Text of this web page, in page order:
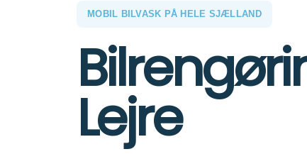
MOBIL BILVASK PÅ HELE SJÆLLAND
Lejre